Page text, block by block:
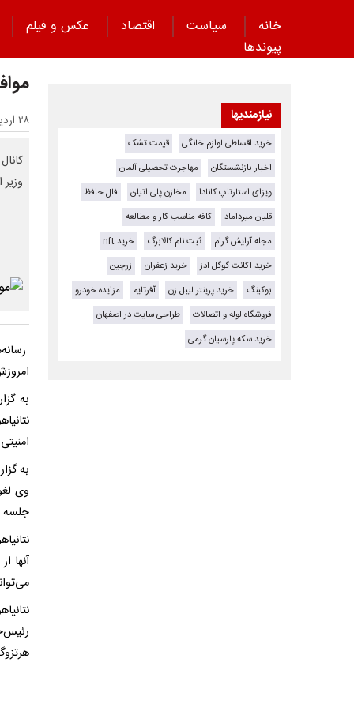
خانه سیاست اقتصاد
عکس و فیلم
پیوند‌ها
۲۸ اردیبهشت ۱۴۰۵ - ۱۲:۱۷
به
وی
جلسه
آنها
نیازمندیها
خرید اقساطی لوازم خانگی
قیمت تشک
اخبار بازنشستگان
مهاجرت تحصیلی آلمان
ویزای استارتاپ کانادا
مخازن پلی اتیلن
فال حافظ
قلیان میرداماد
کافه مناسب کار و مطالعه
مجله آرایش گرام
ثبت نام کالابرگ
خرید nft
خرید اکانت گوگل ادز
خرید زعفران
زرچین
بوکینگ
خرید پرینتر لیبل زن آفرتایم
مزایده خودرو
فروشگاه لوله و اتصالات
طراحی سایت در اصفهان
خرید سکه پارسیان گرمی